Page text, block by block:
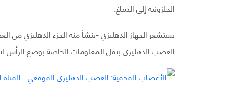
الحلزونية إلى الدماغ.
يستشعر الجهاز الدهليزي -ينشأ منه الجزء الدهليزي
العصب الدهليزي بنقل المعلومات الخاصة بوضع الرأس